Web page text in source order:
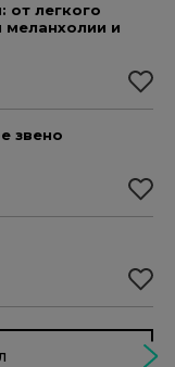
от легкого
меланхолии и
звено